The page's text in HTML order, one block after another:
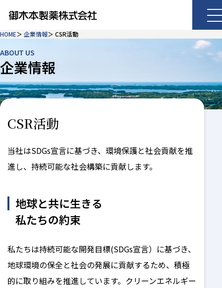
HOME 企業情報 CSR活動
ABOUT US
企業情報
CSR活動
当社はSDGs宣言に基づき、環境保護と社会貢献を推
進し、持続可能な社会構築に貢献します。
地球と共に生きる
私たちの約束
私たちは持続可能な開発目標(SDGs宣言）に基づき、
地球環境の保全と社会の発展に貢献するため、積極
的に取り組みを推進しています。クリーンエネルギー